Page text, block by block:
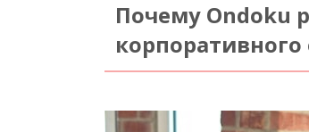
Почему Ondoku